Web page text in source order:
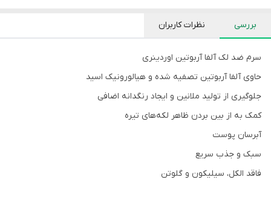
بررسی نظرات کاربران
سرم ضد لک آلفا آربوتین اوردینری
حاوی آلفا آربوتین تصفیه شده و هیالورونیک اسید
جلوگیری از تولید ملانین و ایجاد رنگدانه اضافی
کمک به از بین بردن ظاهر لکه‌های تیره
آبرسان پوست
سبک و جذب سریع
فاقد الکل، سیلیکون و گلوتن